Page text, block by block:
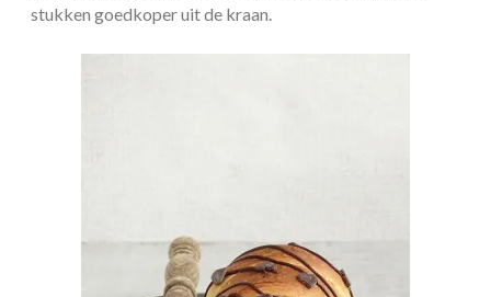
stukken goedkoper uit de kraan.